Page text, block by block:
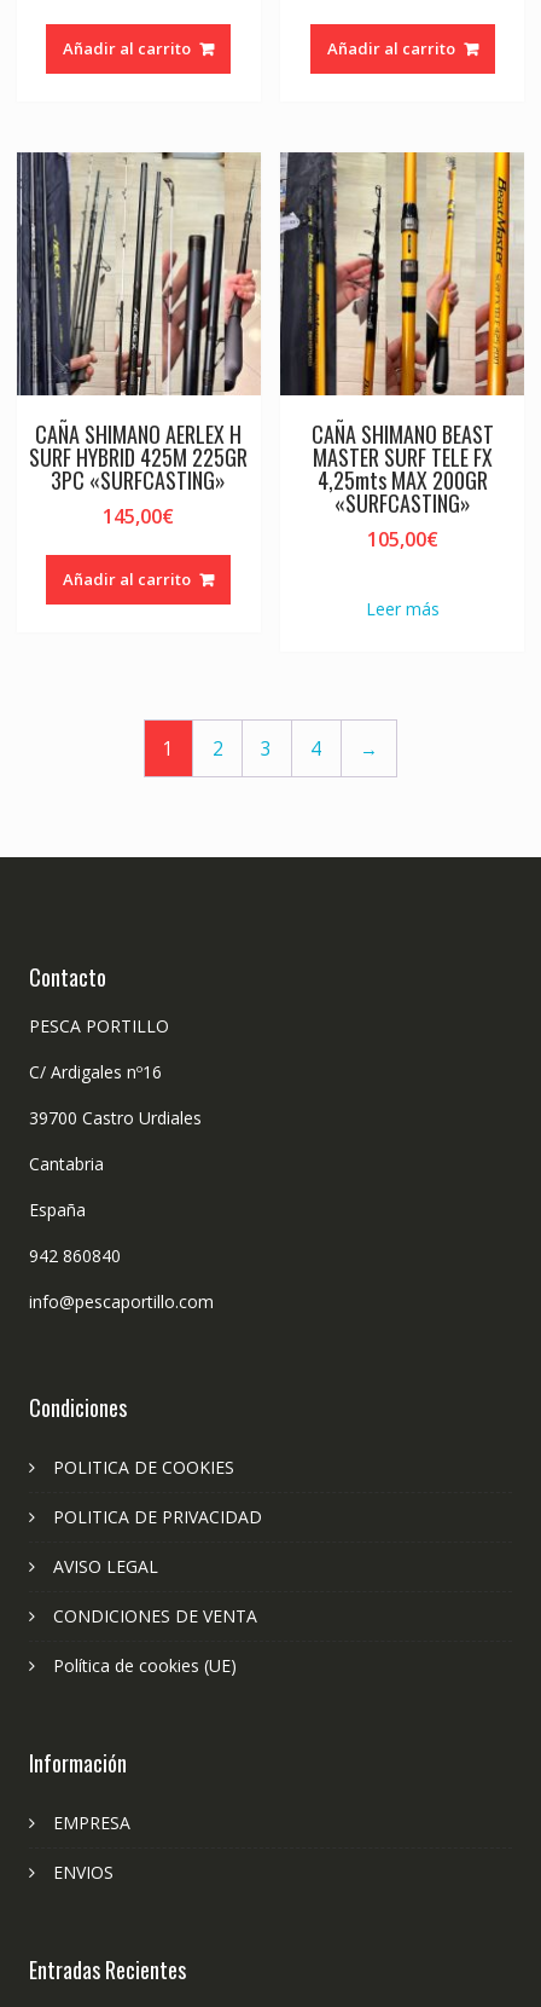
Añadir al carrito Añadir al carrito
CAÑA SHIMANO AERLEX H
SURF HYBRID 425M 225GR
3PC «SURFCASTING»
145,00€
Añadir al carrito
CAÑA SHIMANO BEAST
MASTER SURF TELE FX
4,25mts MAX 200GR
«SURFCASTING»
105,00€
Leer más
1 2 3 4 →
Contacto
PESCA PORTILLO
C/ Ardigales nº16
39700 Castro Urdiales
Cantabria
España
942 860840
info@pescaportillo.com
Condiciones
POLITICA DE COOKIES
POLITICA DE PRIVACIDAD
AVISO LEGAL
CONDICIONES DE VENTA
Política de cookies (UE)
Información
EMPRESA
ENVIOS
Entradas Recientes